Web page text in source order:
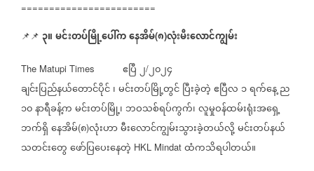
========================
📌📌 ၃။မင်းတပ်မြို့ပေါ်ကနေအိမ်(၈)လုံးမီးလောင်ကျွမ်း
The Matupi Times ဧပြီ၂/၂၀၂၄
ချင်းပြည်နယ်တောင်ပိုင်၊မင်းတပ်မြို့တွင်ပြီးခဲ့တဲ့ဧပြီလ ၁ရက်နေ့ည
၁၀နာရီခန့်ကမင်းတပ်မြို့၊ ဘဝသစ်ရပ်ကွက်၊လူမှုဝန်ထမ်းရုံးအရှေ့
ဘက်ရှိနေအိမ်(၈)လုံးဟာမီးလောင်ကျွမ်းသွားခဲ့တယ်လို့မင်းတပ်နယ်
သတင်းတွေဖော်ပြပေးနေတဲ့ HKL Mindat ထံကသိရပါတယ်။